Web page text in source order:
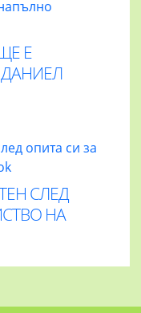
Е
СЛЕД
НА